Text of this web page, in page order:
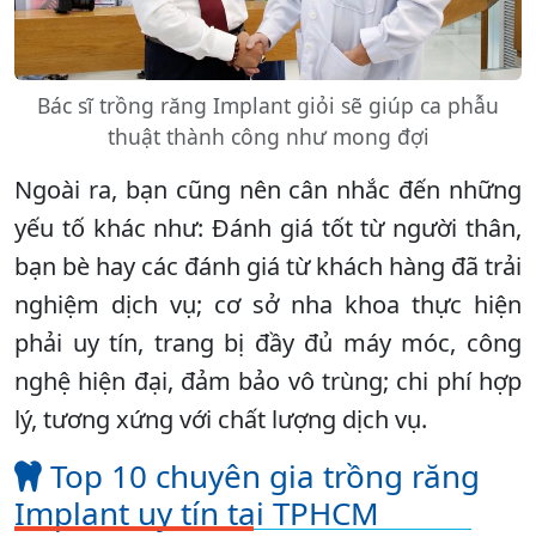
Bác sĩ trồng răng Implant giỏi sẽ giúp ca phẫu
thuật thành công như mong đợi
Ngoài ra, bạn cũng nên cân nhắc đến những
yếu tố khác như: Đánh giá tốt từ người thân,
bạn bè hay các đánh giá từ khách hàng đã trải
nghiệm dịch vụ; cơ sở nha khoa thực hiện
phải uy tín, trang bị đầy đủ máy móc, công
nghệ hiện đại, đảm bảo vô trùng; chi phí hợp
lý, tương xứng với chất lượng dịch vụ.
Top 10 chuyên gia trồng răng
Implant uy tín tại TPHCM